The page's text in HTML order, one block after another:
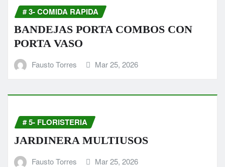
# 3- COMIDA RAPIDA
BANDEJAS PORTA COMBOS CON
PORTA VASO
Fausto Torres Mar 25, 2026
# 5- FLORISTERIA
JARDINERA MULTIUSOS
Fausto Torres Mar 25, 2026